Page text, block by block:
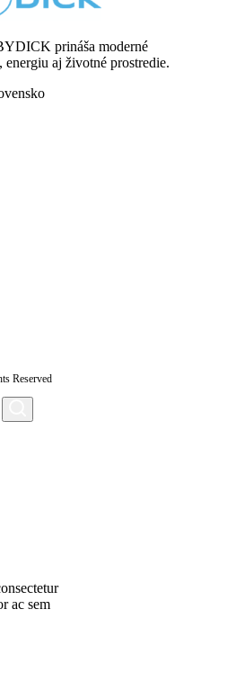
prináša moderné
aj životné prostredie.
Reserved
ac sem